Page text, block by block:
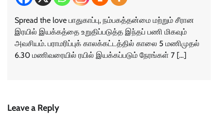
Spread the love பாதுகாப்பு, நம்பகத்தன்மை மற்றும் சீரான
இரயில் இயக்கத்தை உறுதிப்படுத்த இந்தப் பணி மிகவும்
அவசியம். பராமரிப்புக் காலக்கட்டத்தில் காலை 5 மணிமுதல்
6.30 மணிவரையில் ரயில் இயக்கப்படும் நேரங்கள் 7 […]
Leave a Reply